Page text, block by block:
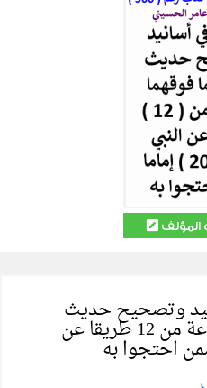
المؤلف
وتصحيح حديث
اثنان فما فوقهما جماعة من 12 طريقا عن